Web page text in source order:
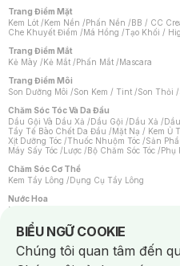
Trang Điểm Mặt
Kem Lót /Kem Nền /Phấn Nền /BB / CC
Che Khuyết Điểm /Má Hồng /Tạo Khối /
Trang Điểm Mắt
Kẻ Mày /Kẻ Mắt /Phấn Mắt /Mascara
Trang Điểm Môi
Son Dưỡng Môi /Son Kem / Tint /Son Thỏi /
Chăm Sóc Tóc Và Da Đầu
Dầu Gội Và Dầu Xả /Dầu Gội /Dầu Xả /
Tẩy Tế Bào Chết Da Đầu /Mặt Nạ / Kem Ủ
Xịt Dưỡng Tóc /Thuốc Nhuộm Tóc /Sản
Máy Sấy Tóc /Lược /Bộ Chăm Sóc Tóc /Phụ
Chăm Sóc Cơ Thể
Kem Tẩy Lông /Dụng Cụ Tẩy Lông
Nước Hoa
Nước Hoa Nữ
Chăm Sóc Cá Nhân
Chống Muỗi /Khẩu Trang /Máy Massage/
Sản Phẩm Chăm Sóc Khác /Bàn Chải
BIỂU NGỮ COOKIE
Notice about cookies usage
Chúng tôi quan tâm đến